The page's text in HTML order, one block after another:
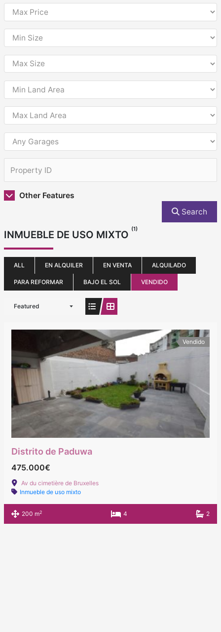
Other Features
Search
INMUEBLE DE USO MIXTO (1)
ALL EN ALQUILER EN VENTA ALQUILADO
PARA REFORMAR BAJO EL SOL VENDIDO
Featured
Vendido
Distrito de Paduwa
475.000€
Av du cimetière de Bruxelles
Inmueble de uso mixto
200 m2 4 2